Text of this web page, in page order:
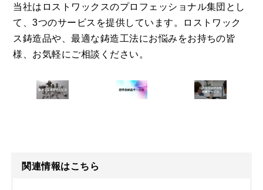
当社はロストワックスのプロフェッショナル集団とし
て、3つのサービスを提供しています。ロストワック
ス鋳造品や、最適な鋳造工法にお悩みをお持ちの皆
様、お気軽にご相談ください。
関連情報はこちら